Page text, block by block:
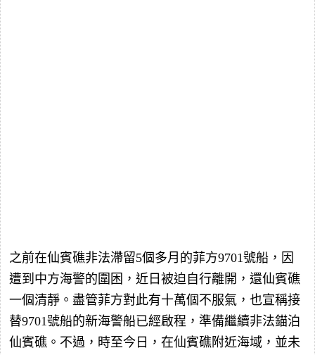
之前在仙賓礁非法滯留5個多月的菲方9701號船，因
遭到中方海警的圍困，近日被迫自行離開，還仙賓礁
一個清靜。盡管菲方對此有十萬個不服氣，也宣稱接
替9701號船的新海警船已經啟程，準備繼續非法錨泊
仙賓礁。不過，時至今日，在仙賓礁附近海域，並未